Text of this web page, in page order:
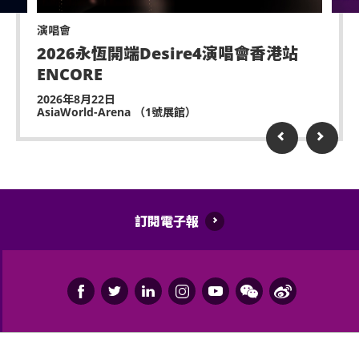
若持票人士所持門票之相應座位未能符合持票人士對
個別座位需求或進出需求，亞洲國際博覽館管理有限
公司及活動主辦機構有權拒絕持票人進入場地並且不
持票的輪椅人士若需要場館職員協助入座，請在節目
前致電亞洲國際博覽館（+852-3606 8000）以便預先
遲到者或被安排於適當時候方可進場，惟不能保證遲
到者之進場權利。
除獲亞洲國際博覽館管理有限公司所發出之書面同意
的導盲犬外，所有人士均不得攜帶任何動物進入場
館。
持票人士使用門票時將被視為同意遵守及接受亞洲國
則。各項條款及細則將不時修改而不作另行通知。
亞洲國際博覽館管理有限公司作為場地提供者不能保
如有任何爭議，亞洲國際博覽館管理有限公司及主辦
機構保留最終決定權。
演唱會
2026永恆開端Desire4演唱會香港站
ENCORE
2026年8月22日
AsiaWorld-Arena （1號展館）
訂閱電子報